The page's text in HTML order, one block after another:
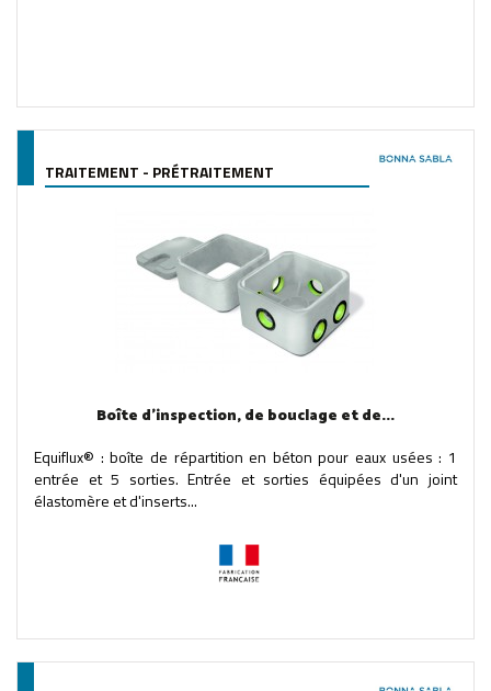
TRAITEMENT - PRÉTRAITEMENT
Boîte d'inspection, de bouclage et de...
Equiflux® : boîte de répartition en béton pour eaux usées : 1
entrée et 5 sorties. Entrée et sorties équipées d'un joint
élastomère et d'inserts...